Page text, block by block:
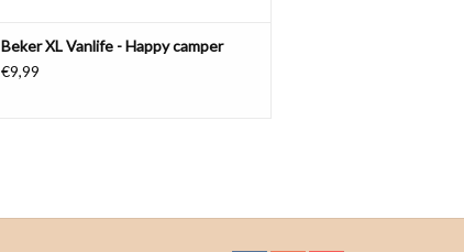
Beker XL Vanlife - Happy camper
€9,99